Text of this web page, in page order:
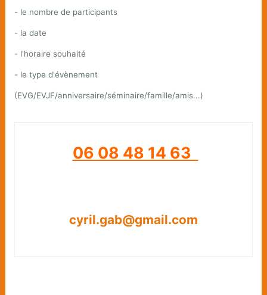
- le nombre de participants
- la date
- l'horaire souhaité
- le type d'évènement
(EVG/EVJF/anniversaire/séminaire/famille/amis...)
06 08 48 14 63
cyril.gab@gmail.com